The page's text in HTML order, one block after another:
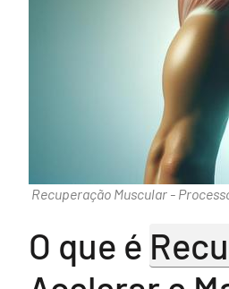
Recuperação Muscular -
O que é